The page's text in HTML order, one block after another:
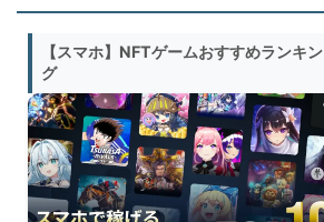
【スマホ】NFTゲームおすすめランキン
グ